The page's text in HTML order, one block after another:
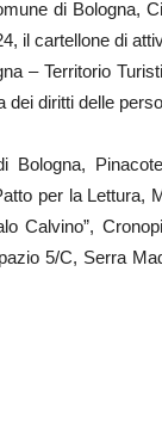
di Bologna,
il cartellone di
– Territorio
dei diritti delle
Bologna,
per la Lettura,
Calvino”,
5/C, Serra